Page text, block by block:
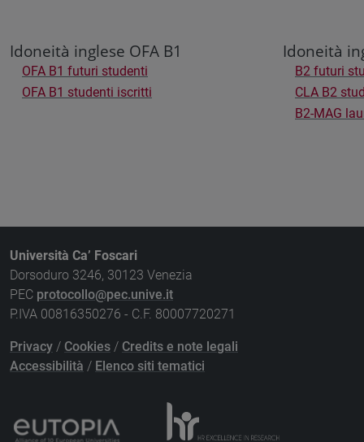
Idoneità inglese OFA B1
OFA B1 futuri studenti
OFA B1 studenti iscritti
Idoneità
B2 futuri
CLA B2
B2-MAG
Università Ca’ Foscari
Dorsoduro 3246, 30123 Venezia
PEC protocollo@pec.unive.it
P.IVA 00816350276 - C.F. 80007720271
Privacy / Cookies / Credits e note legali
Accessibilità / Elenco siti tematici